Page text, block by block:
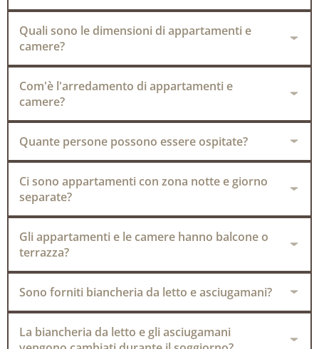
Quali sono le dimensioni di appartamenti e
camere?
Com'è l'arredamento di appartamenti e
camere?
Quante persone possono essere ospitate?
Ci sono appartamenti con zona notte e giorno
separate?
Gli appartamenti e le camere hanno balcone o
terrazza?
Sono forniti biancheria da letto e asciugamani?
La biancheria da letto e gli asciugamani